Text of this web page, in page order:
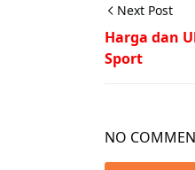
Next Post
Harga dan
Sport
NO